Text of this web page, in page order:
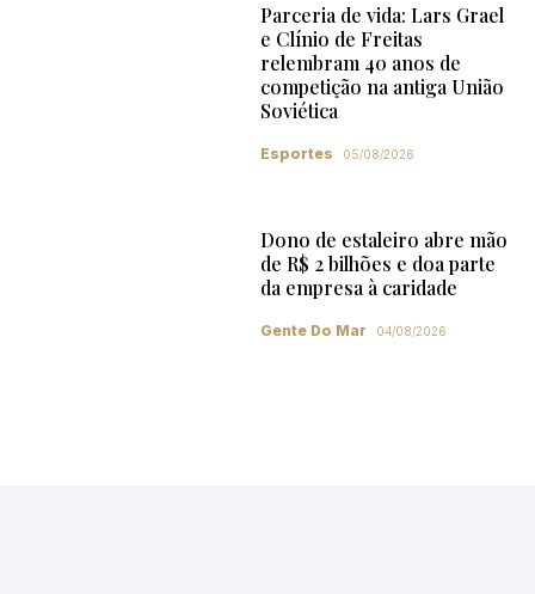
Parceria de vida: Lars Grael
e Clínio de Freitas
relembram 40 anos de
competição na antiga União
Soviética
Esportes 05/08/2026
Dono de estaleiro abre mão
de R$ 2 bilhões e doa parte
da empresa à caridade
Gente Do Mar 04/08/2026